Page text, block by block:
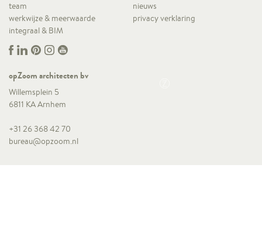
team
nieuws
werkwijze & meerwaarde
privacy verklaring
integraal & BIM
opZoom architecten bv
Willemsplein 5
6811 KA Arnhem
+31 26 368 42 70
bureau@opzoom.nl